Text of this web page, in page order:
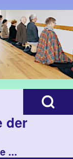
Open Search
der
...